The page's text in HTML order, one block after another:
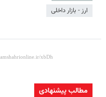
ارز - بازار داخلی
مطالب پیشنهادی